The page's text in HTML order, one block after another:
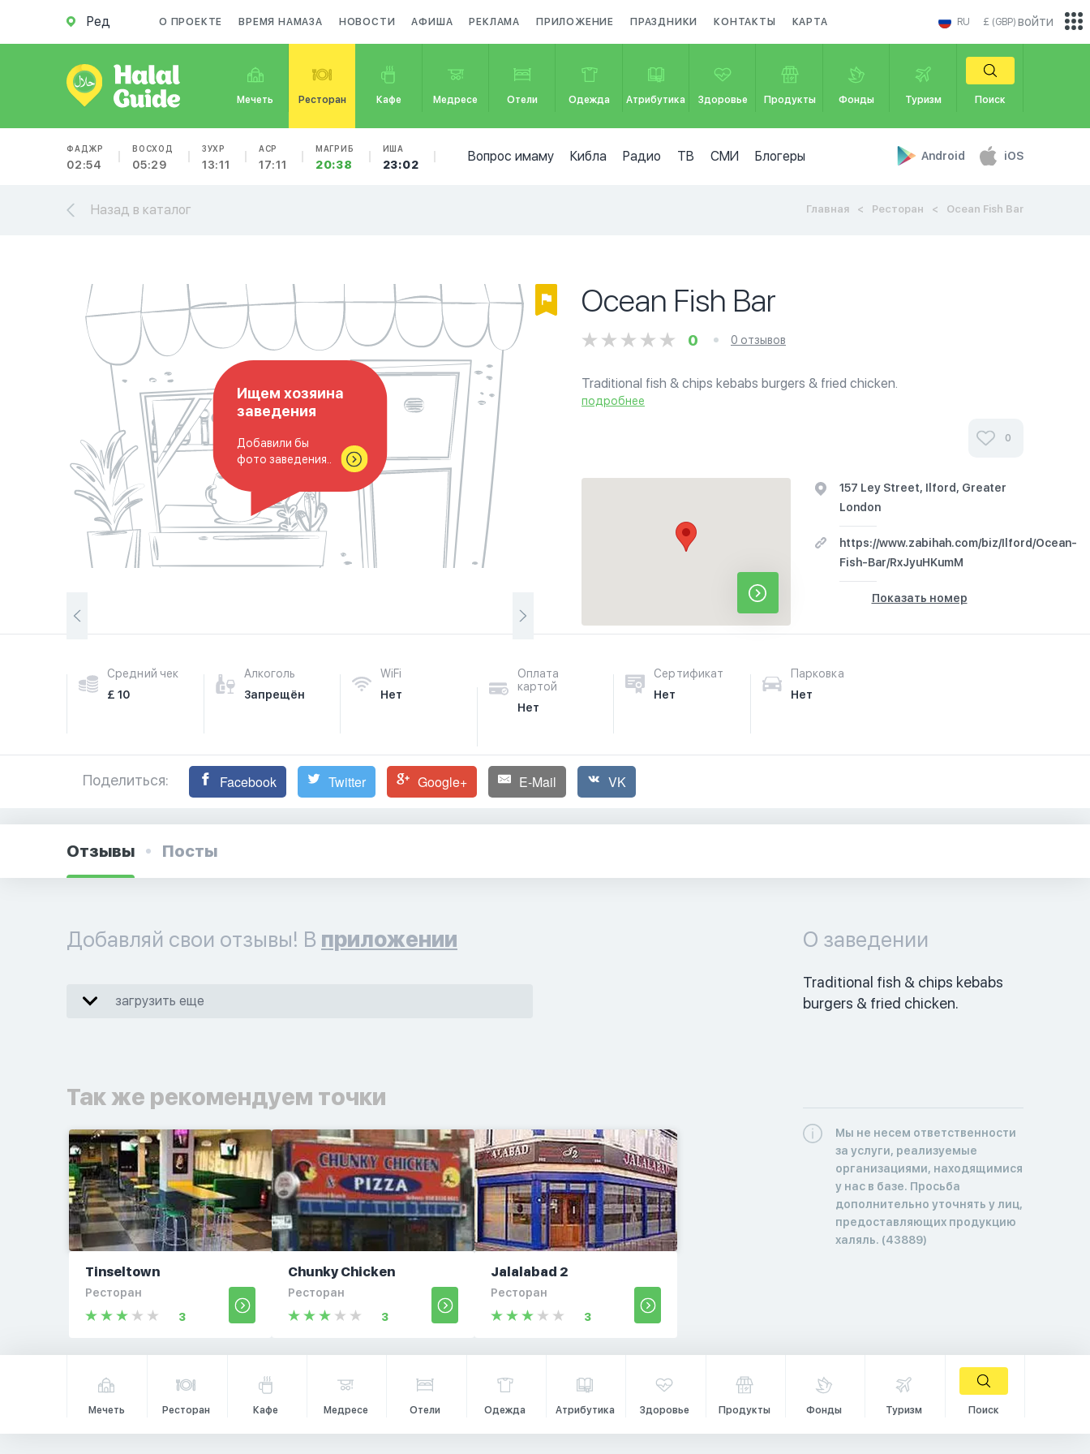
Ред О ПРОЕКТЕ ВРЕМЯ НАМАЗА НОВОСТИ АФИША РЕКЛАМА ПРИЛОЖЕНИЕ ПРАЗДНИКИ КОНТАКТЫ КАРТА RU £ (GBP)
Мечеть Ресторан Кафе Медресе Отели Одежда Атрибутика Здоровье Продукты Фонды Туризм Поиск
ФАДЖР
02:54
ВОСХОД
05:29
ЗУХР
13:11
АСР
17:11
МАГРИБ
20:38
ИША
23:02
Вопрос имаму Кибла Радио ТВ СМИ Блогеры Android iOS
войти
Назад в каталог Главная Ресторан Ocean Fish Bar
Ищем хозяина
заведения
Добавили бы
фото заведения..
Ocean Fish Bar
0 0 отзывов
Traditional fish & chips kebabs burgers & fried chicken.
подробнее
0
157 Ley Street, Ilford, Greater
London
https://www.zabihah.com/biz/Ilford/Ocean-
Fish-Bar/RxJyuHKumM
Показать номер
Средний чек
£ 10
Алкоголь
Запрещён
WiFi
Нет
Оплата
картой
Нет
Сертификат
Нет
Парковка
Нет
Поделиться: Facebook Twitter Google+ E-Mail VK
Отзывы Посты
Добавляй свои отзывы! В приложении
загрузить еще
Так же рекомендуем точки
Tinseltown
Ресторан
3
Chunky Chicken
Ресторан
3
Jalalabad 2
Ресторан
3
О заведении
Traditional fish & chips kebabs
burgers & fried chicken.
Мы не несем ответственности
за услуги, реализуемые
организациями, находящимися
у нас в базе. Просьба
дополнительно уточнять у лиц,
предоставляющих продукцию
халяль. (43889)
Мечеть Ресторан Кафе Медресе Отели Одежда Атрибутика Здоровье Продукты Фонды Туризм Поиск